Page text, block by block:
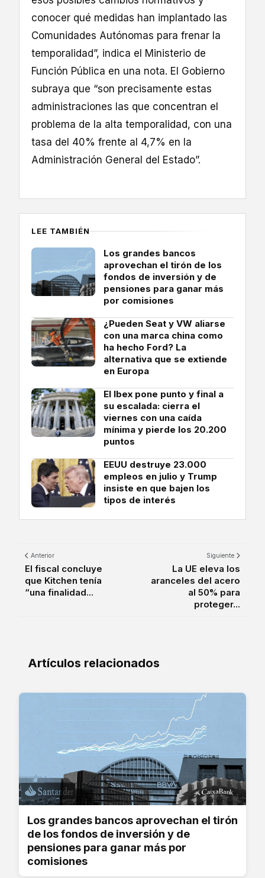
conocer qué medidas han implantado las
Comunidades Autónomas para frenar la
temporalidad”, indica el Ministerio de
Función Pública en una nota. El Gobierno
subraya que “son precisamente estas
administraciones las que concentran el
problema de la alta temporalidad, con una
tasa del 40% frente al 4,7% en la
Administración General del Estado”.
LEE TAMBIÉN
Los grandes bancos
aprovechan el tirón de los
fondos de inversión y de
pensiones para ganar más
por comisiones
¿Pueden Seat y VW aliarse
con una marca china como
ha hecho Ford? La
alternativa que se extiende
en Europa
El Ibex pone punto y final a
su escalada: cierra el
viernes con una caída
mínima y pierde los 20.200
puntos
EEUU destruye 23.000
empleos en julio y Trump
insiste en que bajen los
tipos de interés
Anterior
El fiscal concluye
que Kitchen tenía
“una finalidad...
Siguiente
La UE eleva los
aranceles del acero
al 50% para
proteger...
Artículos relacionados
Los grandes bancos aprovechan el tirón
de los fondos de inversión y de
pensiones para ganar más por
comisiones